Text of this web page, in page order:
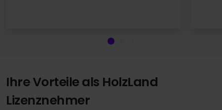
Ihre Vorteile als HolzLand
Lizenznehmer